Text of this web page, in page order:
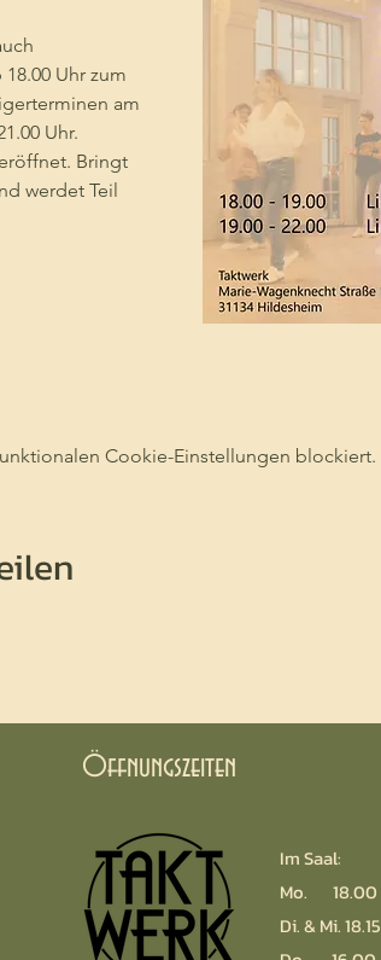
Uhr zum
am
Uhr.
Bringt
werdet Teil
Cookie-Einstellungen blockiert.
Öffnungszeiten
Im Saal:
Mo. 18.00
Di. & Mi.